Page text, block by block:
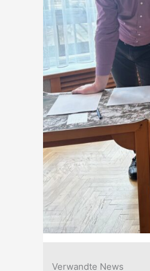
Verwandte News